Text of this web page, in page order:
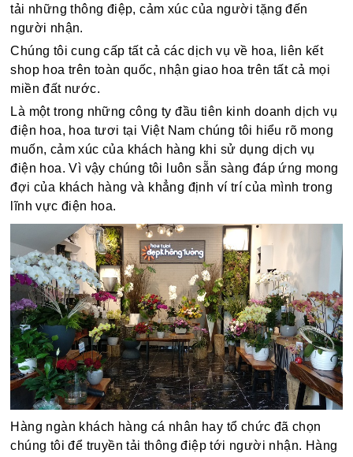
tải những thông điệp, cảm xúc của người tặng đến
người nhận.
Chúng tôi cung cấp tất cả các dịch vụ về hoa, liên kết
shop hoa trên toàn quốc, nhận giao hoa trên tất cả mọi
miền đất nước.
Là một trong những công ty đầu tiên kinh doanh dịch vụ
điện hoa, hoa tươi tại Việt Nam chúng tôi hiểu rõ mong
muốn, cảm xúc của khách hàng khi sử dụng dịch vụ
điện hoa. Vì vậy chúng tôi luôn sẵn sàng đáp ứng mong
đợi của khách hàng và khẳng định ví trí của mình trong
lĩnh vực điện hoa.
Hàng ngàn khách hàng cá nhân hay tổ chức đã chọn
chúng tôi để truyền tải thông điệp tới người nhận. Hàng